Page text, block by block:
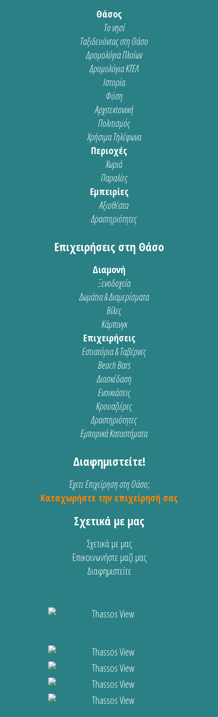
Θάσος
Το νησί
Ταξιδευόντας στη Θάσο
Δρομολόγια Πλοίων
Δρομολόγια ΚΤΕΛ
Ιστορία
Φύση
Αρχιτεκτονική
Πολιτισμός
Χρήσιμα Τηλέφωνα
Περιοχές
Χωριά
Παραλίες
Εμπειρίες
Αξιοθέατα
Δραστηριότητες
Επιχειρήσεις στη Θάσο
Διαμονή
Ξενοδοχεία
Δωμάτια & Διαμερίσματα
Βίλες
Κάμπινγκ
Επιχειρήσεις
Εστιατόρια & Ταβέρνες
Beach Bars
Διασκέδαση
Ενοικιάσεις
Κρουαζιέρες
Δραστηριότητες
Εμπορικά Καταστήματα
Διαφημιστείτε!
Έχετε Επιχείρηση στη Θάσο;
Καταχωρήστε την επιχείρησή σας
Σχετικά με μας
Σχετικά με μας
Επικοινωνήστε μαζί μας
Διαφημιστείτε